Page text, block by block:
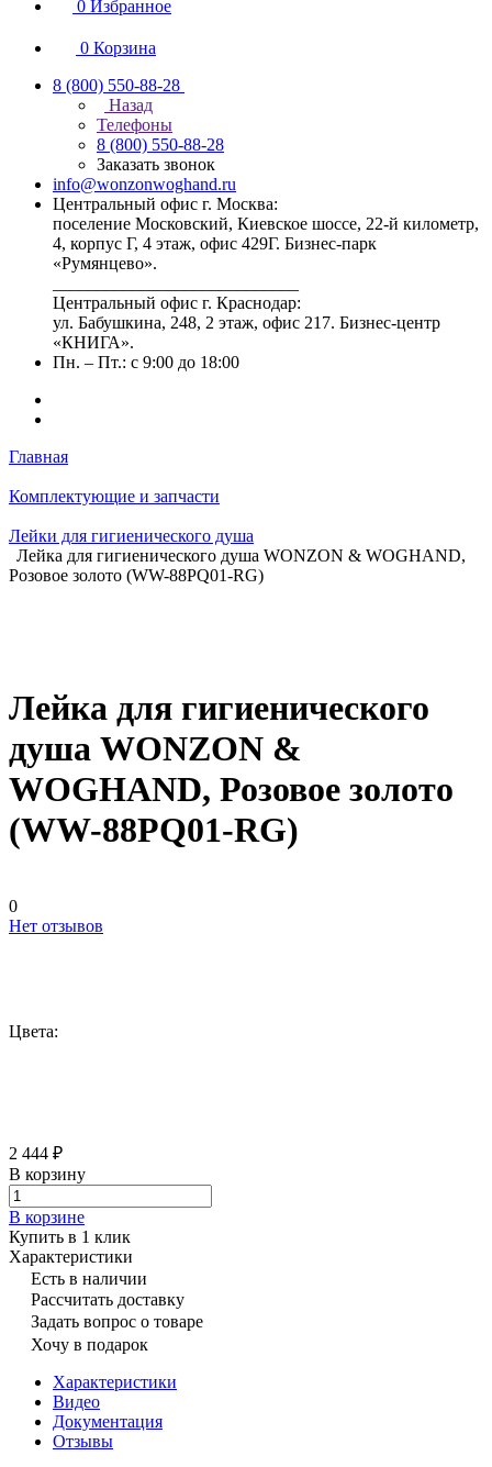
0 Избранное
0 Корзина
8 (800) 550-88-28
Назад
Телефоны
8 (800) 550-88-28
Заказать звонок
info@wonzonwoghand.ru
Центральный офис г. Москва:
поселение Московский, Киевское шоссе, 22-й километр,
4, корпус Г, 4 этаж, офис 429Г. Бизнес-парк
«Румянцево».
Центральный офис г. Краснодар:
ул. Бабушкина, 248, 2 этаж, офис 217. Бизнес-центр
«КНИГА».
Пн. – Пт.: с 9:00 до 18:00
Главная
Комплектующие и запчасти
Лейки для гигиенического душа
Лейка для гигиенического душа WONZON & WOGHAND,
Розовое золото (WW-88PQ01-RG)
Лейка для гигиенического
душа WONZON &
WOGHAND, Розовое золото
(WW-88PQ01-RG)
0
Нет отзывов
Цвета:
2 444 ₽
В корзину
В корзине
Купить в 1 клик
Характеристики
Есть в наличии
Рассчитать доставку
Задать вопрос о товаре
Хочу в подарок
Характеристики
Видео
Документация
Отзывы